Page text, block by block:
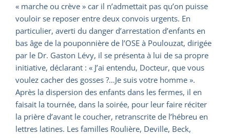
« marche ou crève » car il n’admettait pas qu’on puisse
vouloir se reposer entre deux convois urgents. En
particulier, averti du danger d’arrestation d’enfants en
bas âge de la pouponnière de l’OSE à Poulouzat, dirigée
par le Dr. Gaston Lévy, il se présenta à lui de sa propre
initiative, déclarant : « J’ai entendu, Docteur, que vous
voulez cacher des gosses ?…Je suis votre homme ».
Après la dispersion des enfants dans les fermes, il en
faisait la tournée, dans la soirée, pour leur faire réciter
la prière d’avant le coucher, retranscrite de l’hébreu en
lettres latines. Les familles Roulière, Deville, Beck,